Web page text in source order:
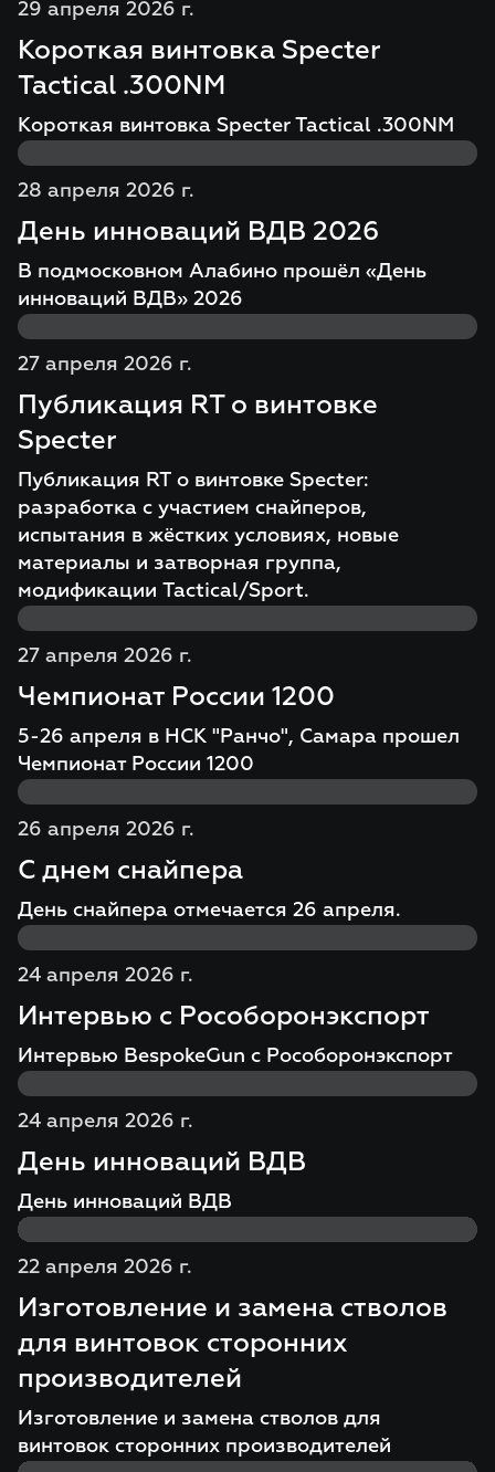
29 апреля 2026 г.
Короткая винтовка Specter
Tactical .300NM
Короткая винтовка Specter Tactical .300NM
28 апреля 2026 г.
День инноваций ВДВ 2026
В подмосковном Алабино прошёл «День
инноваций ВДВ» 2026
27 апреля 2026 г.
Публикация RT о винтовке
Specter
Публикация RT о винтовке Specter:
разработка с участием снайперов,
испытания в жёстких условиях, новые
материалы и затворная группа,
модификации Tactical/Sport.
27 апреля 2026 г.
Чемпионат России 1200
5-26 апреля в НСК "Ранчо", Самара прошел
Чемпионат России 1200
26 апреля 2026 г.
С днем снайпера
День снайпера отмечается 26 апреля.
24 апреля 2026 г.
Интервью с Рособоронэкспорт
Интервью BespokeGun с Рособоронэкспорт
24 апреля 2026 г.
День инноваций ВДВ
День инноваций ВДВ
22 апреля 2026 г.
Изготовление и замена стволов
для винтовок сторонних
производителей
Изготовление и замена стволов для
винтовок сторонних производителей